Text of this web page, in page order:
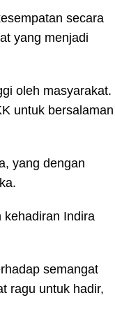
secara
yang menjadi
oleh masyarakat.
untuk bersalaman
yang dengan
kehadiran Indira
semangat
ragu untuk hadir,